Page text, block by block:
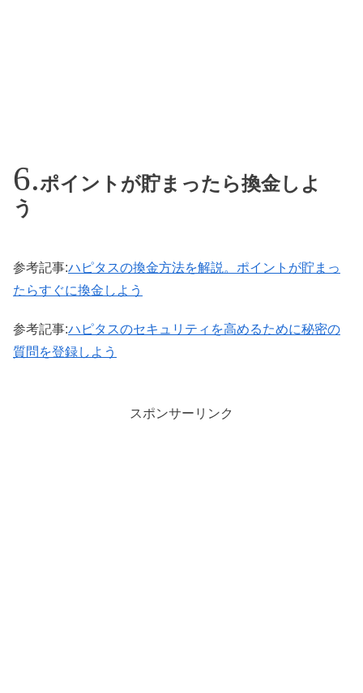
ポイントが貯まったら換金しよ
う
参考記事:ハピタスの換金方法を解説。ポイントが貯まっ
たらすぐに換金しよう
参考記事:ハピタスのセキュリティを高めるために秘密の
質問を登録しよう
スポンサーリンク